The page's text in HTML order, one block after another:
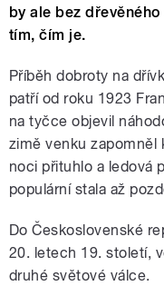
by ale bez
tím, čím je.
Příběh dobroty na
patří od roku 1923
na tyčce objevil
zimě venku zapomněl
noci přituhlo a ledová
populární stala až
Do Československé
20. letech 19. století,
druhé světové válce.